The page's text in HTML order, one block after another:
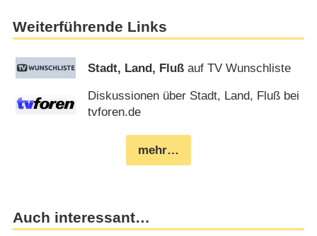
Weiterführende Links
Stadt, Land, Fluß auf TV Wunschliste
Diskussionen über Stadt, Land, Fluß bei
tvforen.de
mehr…
Auch interessant…